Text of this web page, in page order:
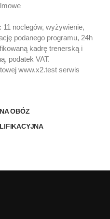
11 noclegów, wyżywienie,
podanego programu, 24h
kadrę trenerską i
podatek VAT.
www.x2.test serwis
OBÓZ